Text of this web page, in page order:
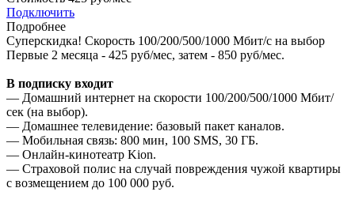
Подключить
Подробнее
Суперскидка! Скорость 100/200/500/1000 Мбит/с на выбор
Первые 2 месяца - 425 руб/мес, затем - 850 руб/мес.
В подписку входит
— Домашний интернет на скорости 100/200/500/1000 Мбит/
сек (на выбор).
— Домашнее телевидение: базовый пакет каналов.
— Мобильная связь: 800 мин, 100 SMS, 30 ГБ.
— Онлайн-кинотеатр Kion.
— Страховой полис на случай повреждения чужой квартиры
с возмещением до 100 000 руб.